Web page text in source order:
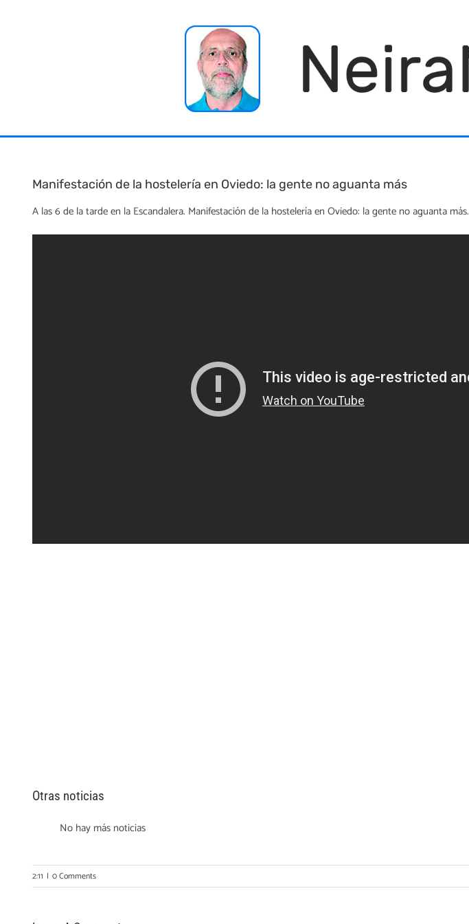
Manifestación de la hostelería en Oviedo: la gente no aguanta más
A las 6 de la tarde en la Escandalera. Manifestación de la hostelería en Oviedo: la gente no aguanta más.
Otras noticias
No hay más noticias
2:11 | 0 Comments